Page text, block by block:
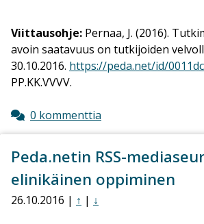
Viittausohje: Pernaa, J. (2016).
avoin saatavuus on tutkijoiden
30.10.2016. https://peda.net/id/
PP.KK.VVVV.
0 kommenttia
Peda.netin RSS-
elinikäinen oppiminen
26.10.2016 | ↑ | ↓